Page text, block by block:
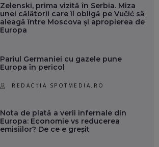
Zelenski, prima vizită în Serbia. Miza
unei călătorii care îl obligă pe Vučić să
aleagă între Moscova și apropierea de
Europa
Pariul Germaniei cu gazele pune
Europa în pericol
REDACȚIA SPOTMEDIA.RO
Nota de plată a verii infernale din
Europa: Economie vs reducerea
emisiilor? De ce e greșit